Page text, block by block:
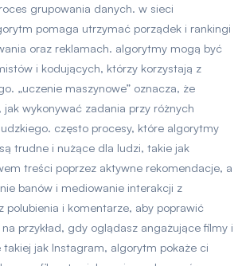
grupowania danych. w sieci
pomaga utrzymać porządek i rankingi
oraz reklamach. algorytmy mogą być
i kodujących, którzy korzystają z
„uczenie maszynowe” oznacza, że
jak wykonywać zadania przy różnych
często procesy, które algorytmy
trudne i nużące dla ludzi, takie jak
treści poprzez aktywne rekomendacje, a
banów i mediowanie interakcji z
polubienia i komentarze, aby poprawić
przykład, gdy oglądasz angażujące filmy i
jak Instagram, algorytm pokaże ci